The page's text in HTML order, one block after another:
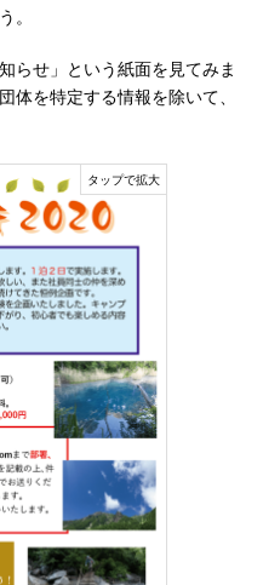
。
らせ」という紙面を見てみま
体を特定する情報を除いて、